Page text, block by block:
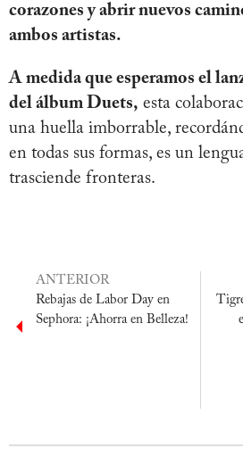
corazones y abrir nuevos
ambos artistas.
A medida que esperamos el
del álbum Duets, esta
una huella imborrable,
en todas sus formas, es un
trasciende fronteras.
ANTERIOR
Rebajas de Labor Day en
Sephora: ¡Ahorra en Belleza!